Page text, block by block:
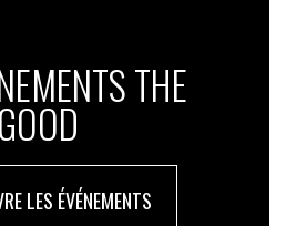
THE
GOOD
LES ÉVÉNEMENTS